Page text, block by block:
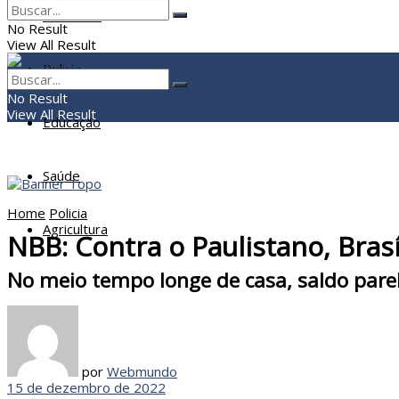
Economia
Policia
Educação
Saúde
Agricultura
No Result
View All Result
No Result
View All Result
Home Policia
NBB: Contra o Paulistano,
No meio tempo longe de casa, saldo
por Webmundo
15 de dezembro de 2022